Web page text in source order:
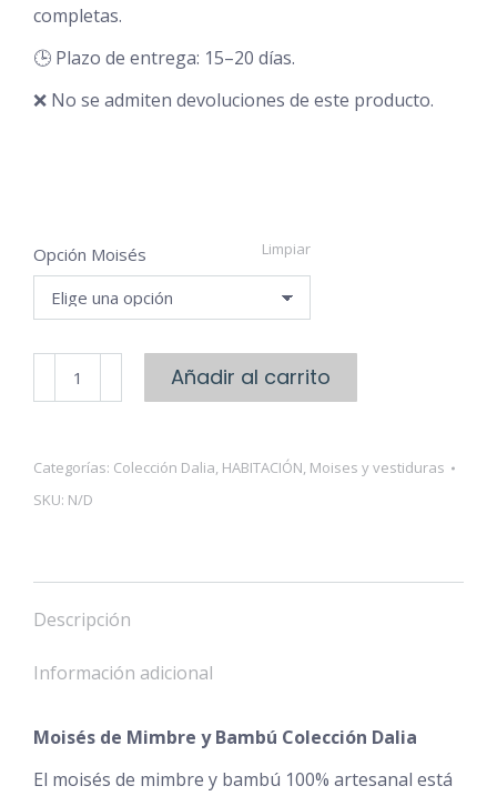
completas.
🕒 Plazo de entrega: 15–20 días.
❌ No se admiten devoluciones de este producto.
Opción Moisés Limpiar
Moisés
de
y
Bambú
cantidad
Añadir al carrito
Categorías: Colección Dalia, HABITACIÓN, Moises y vestiduras
SKU: N/D
Descripción
Información adicional
Moisés de Mimbre y Bambú Colección Dalia
El moisés de mimbre y bambú 100% artesanal está